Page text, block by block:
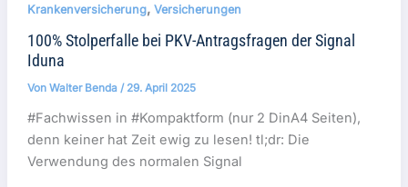
Krankenversicherung, Versicherungen
100% Stolperfalle bei PKV-Antragsfragen der Signal
Iduna
Von Walter Benda / 29. April 2025
#Fachwissen in #Kompaktform (nur 2 DinA4 Seiten),
denn keiner hat Zeit ewig zu lesen! tl;dr: Die
Verwendung des normalen Signal